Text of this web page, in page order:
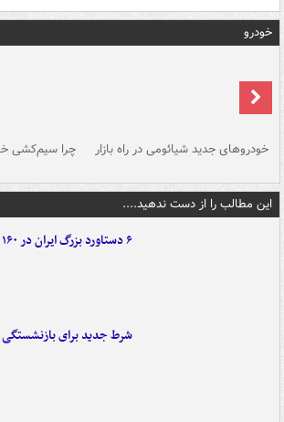
خودرو
خودروهای جدید شیائومی در راه بازار چرا سیم‌کشی
این مطالب را از دست ندهید....
۶ دستاورد بزرگ ایران در ۱۶۰ روز رهبری رهبر انقلاب
شرط جدید برای بازنشستگی